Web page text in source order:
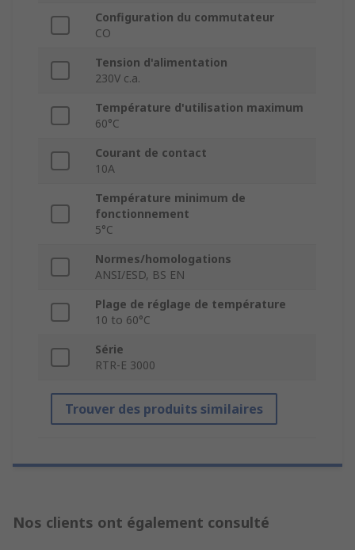
Configuration du commutateur
CO
Tension d'alimentation
230V c.a.
Température d'utilisation maximum
60°C
Courant de contact
10A
Température minimum de
fonctionnement
5°C
Normes/homologations
ANSI/ESD, BS EN
Plage de réglage de température
10 to 60°C
Série
RTR-E 3000
Trouver des produits similaires
Nos clients ont également consulté